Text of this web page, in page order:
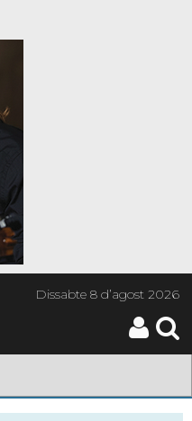
Dissabte8 d’agost 2026